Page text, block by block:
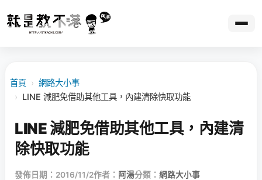
首頁 › 網路大小事
› LINE 減肥免借助其他工具，內建清除快取功能
LINE 減肥免借助其他工具，內建清
除快取功能
發佈日期：2016/11/2作者： 阿湯分類： 網路大小事